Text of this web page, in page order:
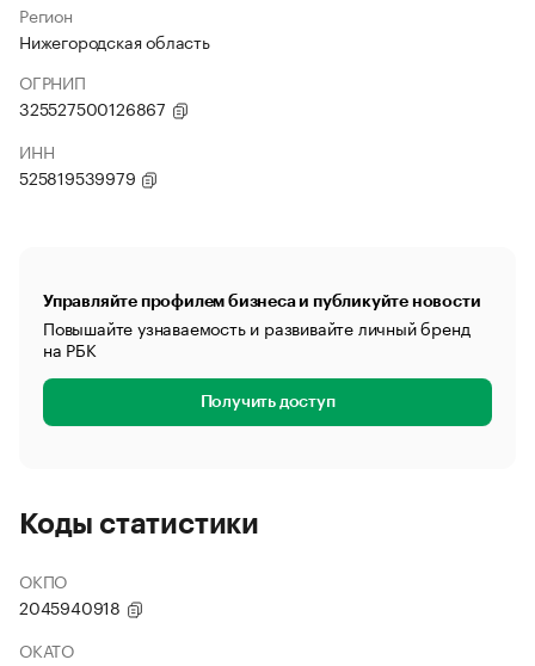
Регион
Нижегородская область
ОГРНИП
325527500126867
ИНН
525819539979
Управляйте профилем бизнеса и публикуйте новости
Повышайте узнаваемость и развивайте личный бренд
на РБК
Получить доступ
Коды статистики
ОКПО
2045940918
ОКАТО